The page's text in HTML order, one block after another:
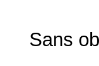
Sans